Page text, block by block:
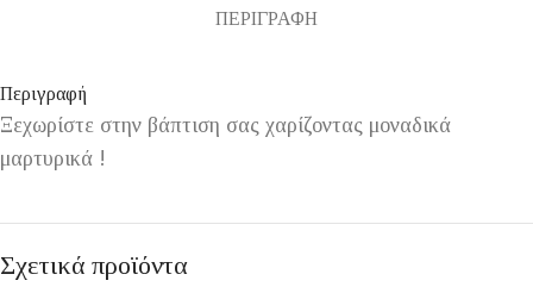
ΠΕΡΙΓΡΑΦΉ
Περιγραφή
Ξεχωρίστε στην βάπτιση σας χαρίζοντας μοναδικά
μαρτυρικά !
Σχετικά προϊόντα